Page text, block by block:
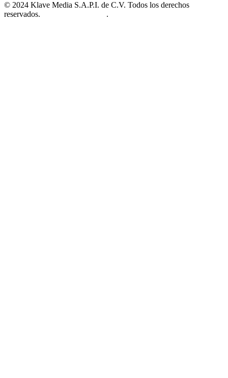
© 2024 Klave Media S.A.P.I. de C.V. Todos los derechos
reservados.
.